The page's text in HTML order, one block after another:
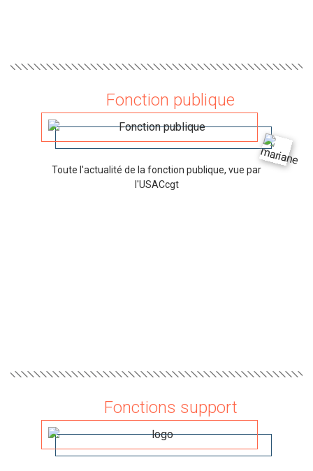
Fonction publique
Toute l'actualité de la fonction publique, vue par
l'USACcgt
Fonctions support